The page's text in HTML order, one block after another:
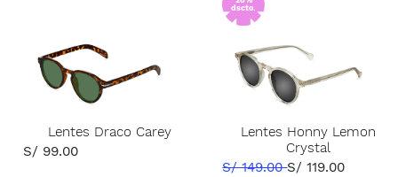
Lentes Draco Carey
S/ 99.00
dscto.
Lentes Honny Lemon
Crystal
S/ 149.00S/ 119.00